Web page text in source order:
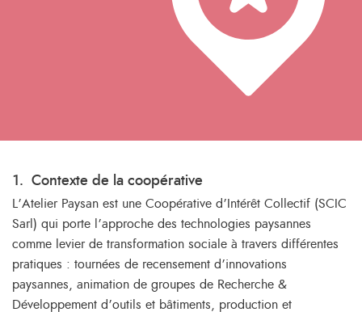
1. Contexte de la coopérative
L’Atelier Paysan est une Coopérative d’Intérêt Collectif (SCIC
Sarl) qui porte l’approche des technologies paysannes
comme levier de transformation sociale à travers différentes
pratiques : tournées de recensement d’innovations
paysannes, animation de groupes de Recherche &
Développement d’outils et bâtiments, production et